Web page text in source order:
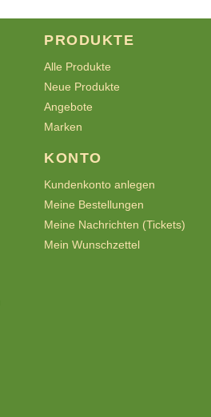
PRODUKTE
Alle Produkte
Neue Produkte
Angebote
Marken
KONTO
Kundenkonto anlegen
Meine Bestellungen
Meine Nachrichten (Tickets)
Mein Wunschzettel